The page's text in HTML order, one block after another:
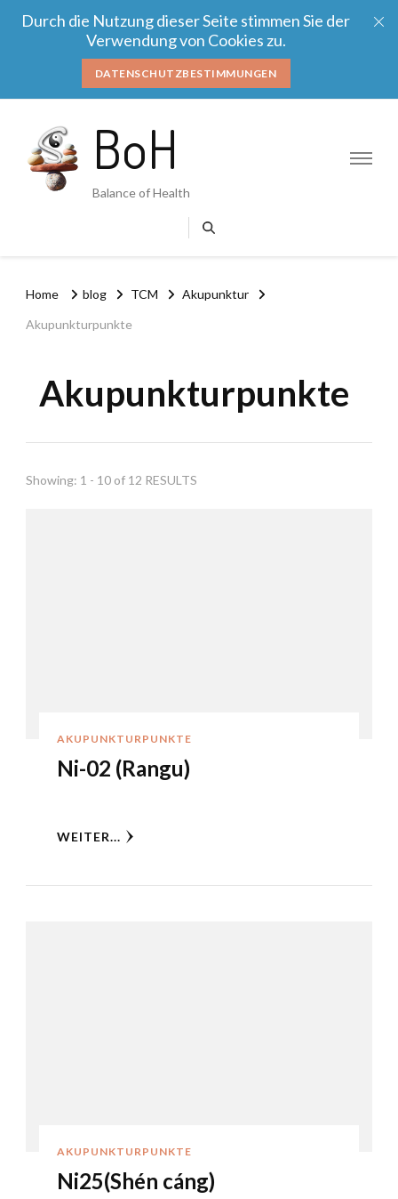
Durch die Nutzung dieser Seite stimmen Sie der
Verwendung von Cookies zu.
DATENSCHUTZBESTIMMUNGEN
BoH
Balance of Health
Home blog TCM Akupunktur
Akupunkturpunkte
Akupunkturpunkte
Showing: 1 - 10 of 12 RESULTS
AKUPUNKTURPUNKTE
Ni-02 (Rangu)
WEITER...
AKUPUNKTURPUNKTE
Ni25(Shén cáng)